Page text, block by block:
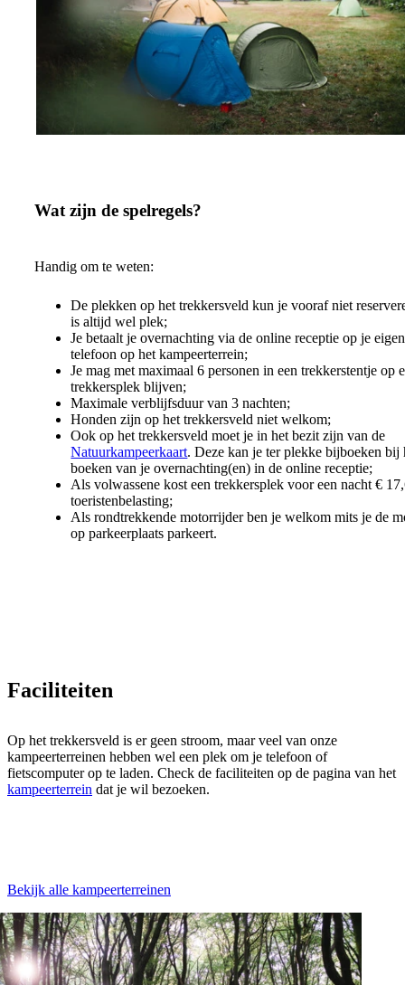
Wat zijn de spelregels?
Handig om te weten:
De plekken op het trekkersveld kun je vooraf niet
is altijd wel plek;
Je betaalt je overnachting via de online receptie op je eigen
telefoon op het kampeerterrein;
Je mag met maximaal 6 personen in een trekkerstentje op
trekkersplek blijven;
Maximale verblijfsduur van 3 nachten;
Honden zijn op het trekkersveld niet welkom;
Ook op het trekkersveld moet je in het bezit zijn van de
Natuurkampeerkaart. Deze kan je ter plekke bijboeken bij
boeken van je overnachting(en) in de online receptie;
Als volwassene kost een trekkersplek voor een nacht €
toeristenbelasting;
Als rondtrekkende motorrijder ben je welkom mits je de
op parkeerplaats parkeert.
Faciliteiten
Op het trekkersveld is er geen stroom, maar veel van onze
kampeerterreinen hebben wel een plek om je telefoon of
fietscomputer op te laden. Check de faciliteiten op de pagina van het
kampeerterrein dat je wil bezoeken.
Bekijk alle kampeerterreinen